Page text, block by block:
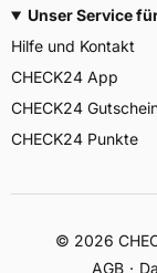
Unser Service
Hilfe und Kontakt
CHECK24 App
CHECK24
CHECK24 Punkte
© 2026
AGB